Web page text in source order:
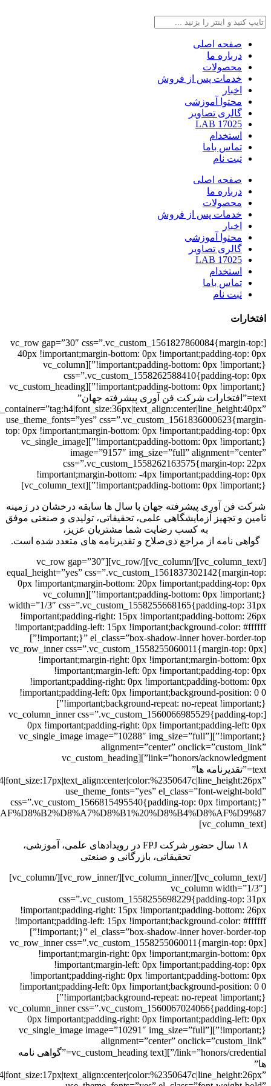
صفحه اصلی
درباره ما
محصولات
خدمات پس از فروش
اخبار
محتوا آموزشی
گالری تصاویر
LAB 17025
استخدام
تماس باما
ثبت نام
صفحه اصلی
درباره ما
محصولات
خدمات پس از فروش
اخبار
محتوا آموزشی
گالری تصاویر
LAB 17025
استخدام
تماس باما
ثبت نام
افتخارات
[vc_row gap=”30″ css=”.vc_custom_1561827860084{margin-top:
40px !important;margin-bottom: 0px !important;padding-top: 0px
!important;padding-bottom: 0px !important;}”][vc_column
css=”.vc_custom_1558262588410{padding-top: 0px
!important;padding-bottom: 0px !important;}”][vc_custom_heading
text=”افتخارات شرکت فن آوری پیشرفته جهان”
use_theme_fonts=”yes” css=”.vc_custom_1561836000623{margin-
top: 0px !important;margin-bottom: 0px !important;padding-top: 0px
!important;padding-bottom: 0px !important;}”][vc_single_image
image=”9157″ img_size=”full” alignment=”center”
css=”.vc_custom_1558262163575{margin-top: 22px
!important;margin-bottom: -4px !important;padding-top: 0px
!important;padding-bottom: 0px !important;}”][vc_column_text]
شرکت فن آوری پیشرفته جهان با سال ها سابقه درخشان در زمینه
تامین و تجهیز آزمایشگاهی علمی، تحقیقاتی، تولیدی و صنعتی موفق
به کسب رضایت شما مشتریان عزیز،
گواهی نامه از مراجع ذی‌صلاح و تقدیرنامه های متعدد شده است.
[/vc_column_text][/vc_column][/vc_row][vc_row gap=”30″
equal_height=”yes” css=”.vc_custom_1561837302142{margin-top:
0px !important;margin-bottom: 20px !important;padding-top: 0px
!important;padding-bottom: 0px !important;}”][vc_column
width=”1/3″ css=”.vc_custom_1558255668165{padding-top: 31px
!important;padding-right: 15px !important;padding-bottom: 26px
!important;padding-left: 15px !important;background-color: #ffffff
!important;}” el_class=”box-shadow-inner hover-border-top”]
[vc_row_inner css=”.vc_custom_1558255060011{margin-top: 0px
!important;margin-right: 0px !important;margin-bottom: 0px
!important;margin-left: 0px !important;padding-top: 0px
!important;padding-right: 0px !important;padding-bottom: 0px
!important;padding-left: 0px !important;background-position: 0 0
!important;background-repeat: no-repeat !important;}”]
[vc_column_inner css=”.vc_custom_1560066985529{padding-top:
0px !important;padding-right: 0px !important;padding-left: 0px
!important;}”][vc_single_image image=”10288″ img_size=”full”
alignment=”center” onclick=”custom_link”
link=”honors/acknowledgment”][vc_custom_heading
text=”تقديرنامه ها”
use_theme_fonts=”yes” el_class=”font-weight-bold”
css=”.vc_custom_1566815495540{padding-top: 0px !important;}”
[vc_column_text]
۱۸ سال حضور شرکت FPJ در رویدادهای علمی، آموزشی،
تحقیقاتی، بازرگانی و صنعتی
[/vc_column_text][/vc_column_inner][/vc_row_inner][/vc_column]
[vc_column width=”1/3″
css=”.vc_custom_1558255698229{padding-top: 31px
!important;padding-right: 15px !important;padding-bottom: 26px
!important;padding-left: 15px !important;background-color: #ffffff
!important;}” el_class=”box-shadow-inner hover-border-top”]
[vc_row_inner css=”.vc_custom_1558255060011{margin-top: 0px
!important;margin-right: 0px !important;margin-bottom: 0px
!important;margin-left: 0px !important;padding-top: 0px
!important;padding-right: 0px !important;padding-bottom: 0px
!important;padding-left: 0px !important;background-position: 0 0
!important;background-repeat: no-repeat !important;}”]
[vc_column_inner css=”.vc_custom_1560067024066{padding-top:
0px !important;padding-right: 0px !important;padding-left: 0px
!important;}”][vc_single_image image=”10291″ img_size=”full”
alignment=”center” onclick=”custom_link”
link=”honors/credential/”][vc_custom_heading text=”گواهی نامه
ها”